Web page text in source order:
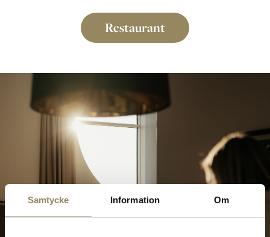
Samtycke Information Om
Restaurant